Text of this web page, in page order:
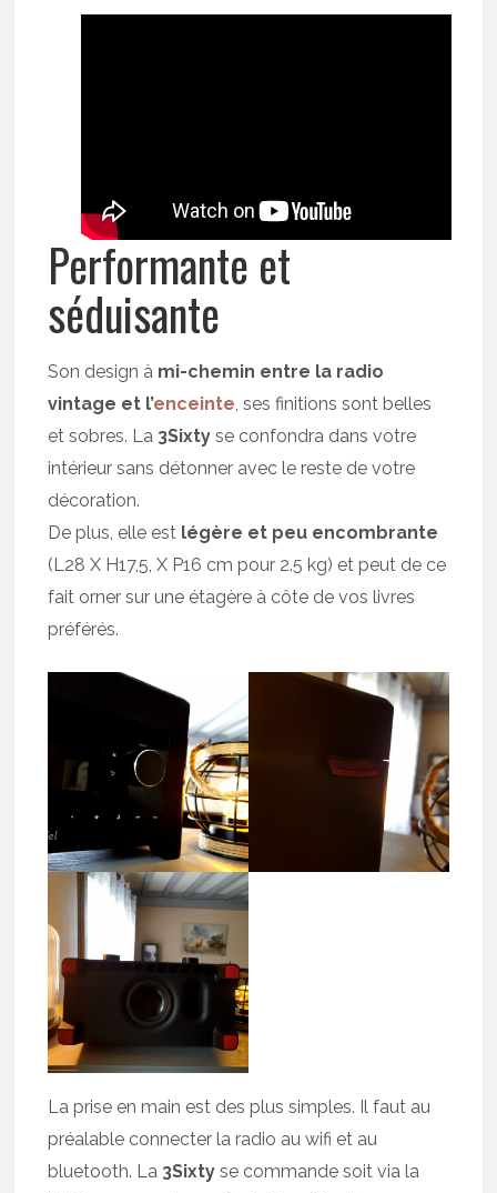
Performante et
séduisante
Son design à mi-chemin entre la radio
vintage et l’enceinte , ses finitions sont belles
et sobres. La 3Sixtyse confondra dans votre
intérieur sans détonner avec le reste de votre
décoration.
De plus, elle est légère et peu encombrante
(L28 X H17,5, X P16 cm pour 2.5 kg) et peut de ce
fait orner sur une étagère à côte de vos livres
préférés.
La prise en main est des plus simples. Il faut au
préalable connecter la radio au wifi et au
bluetooth. La 3Sixty se commande soit via la